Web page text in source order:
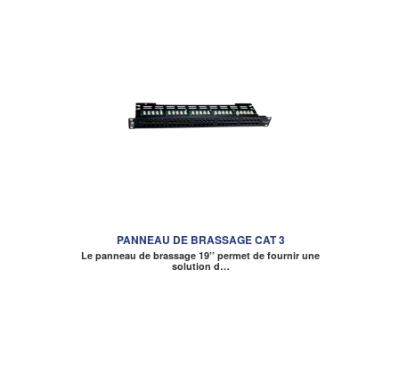
PANNEAU DE BRASSAGE CAT 3
Le panneau de brassage 19’’ permet de fournir une
solution d…